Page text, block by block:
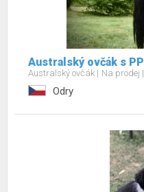
Australský ovčák s PP
Australský ovčák Na prodej
Odry